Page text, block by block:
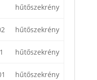
hűtőszekrény
hűtőszekrény
hűtőszekrény
hűtőszekrény